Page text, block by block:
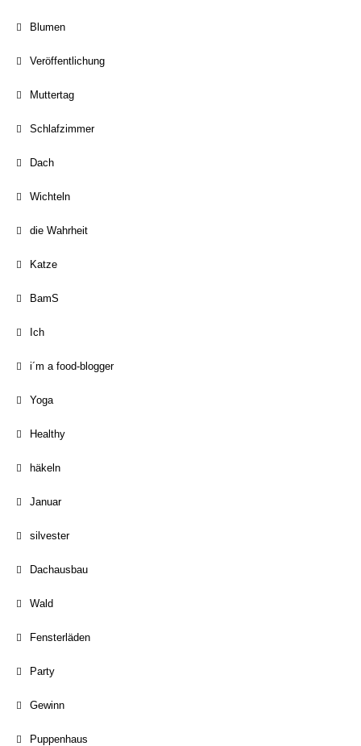
Blumen
Veröffentlichung
Muttertag
Schlafzimmer
Dach
Wichteln
die Wahrheit
Katze
BamS
Ich
i´m a food-blogger
Yoga
Healthy
häkeln
Januar
silvester
Dachausbau
Wald
Fensterläden
Party
Gewinn
Puppenhaus